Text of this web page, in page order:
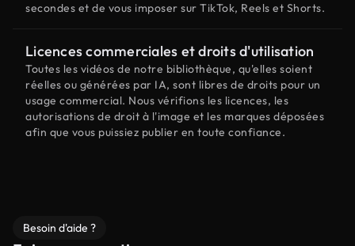
secondes et de vous imposer sur TikTok, Reels et Shorts.
Licences commerciales et droits d'utilisation
Toutes les vidéos de notre bibliothèque, qu'elles soient
réelles ou générées par IA, sont libres de droits pour un
usage commercial. Nous vérifions les licences, les
autorisations de droit à l'image et les marques déposées
afin que vous puissiez publier en toute confiance.
Besoin d'aide ?